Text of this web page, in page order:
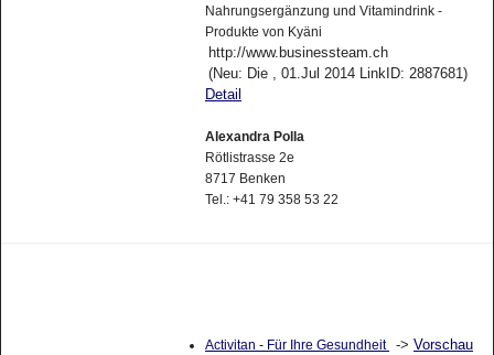
Nahrungsergänzung und Vitamindrink -
Produkte von Kyäni
http://www.businessteam.ch
(Neu: Die , 01.Jul 2014 LinkID: 2887681)
Detail
Alexandra Polla
Rötlistrasse 2e
8717 Benken
Tel.: +41 79 358 53 22
Activitan - Für Ihre Gesundheit -> Vorschau